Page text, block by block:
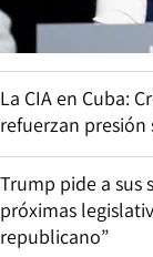
La CIA en Cuba:
refuerzan
Trump pide a sus
próximas
republicano”